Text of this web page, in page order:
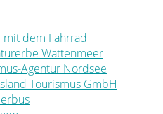
mit dem Fahrrad
Wattenmeer
Agentur Nordsee
Tourismus GmbH